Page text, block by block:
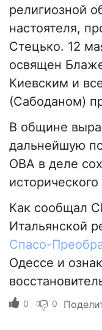
религиозной
настоятеля,
Стецько. 12
освящен
Киевским и
(Сабоданом)
В общине
дальнейшую
ОВА в деле
Как сообщал
Итальянской
Спасо-
Одессе и
0 0